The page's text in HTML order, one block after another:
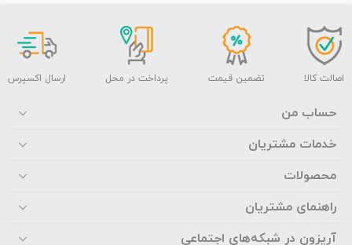
اصالت کالا تضمین قیمت پرداخت در محل ارسال اکسپرس
حساب من
خدمات مشتریان
محصولات
راهنمای مشتریان
آریزون در شبکه‌های اجتماعی